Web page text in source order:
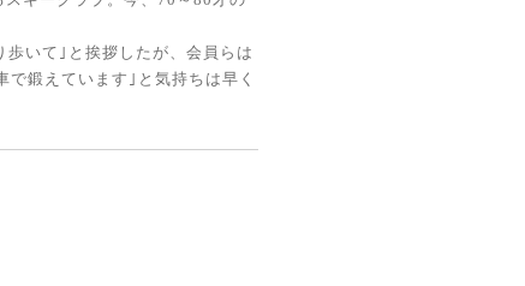
いて｣と挨拶したが、会員らは
鍛えています｣と気持ちは早く